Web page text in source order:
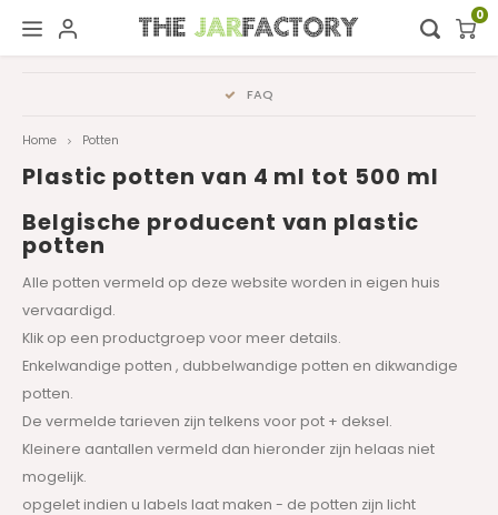
Hoofdmenu / digital showroom
Decoratie
Hoofdmenu
Deutsch
0
Familiebedrijf sinds 1973
Home Potten
Plastic potten van 4 ml tot 500 ml
Belgische producent van plastic
potten
Alle potten vermeld op deze website worden in eigen huis
vervaardigd.
Klik op een productgroep voor meer details.
Enkelwandige potten , dubbelwandige potten en dikwandige
potten.
De vermelde tarieven zijn telkens voor pot + deksel.
Kleinere aantallen vermeld dan hieronder zijn helaas niet
mogelijk.
opgelet indien u labels laat maken - de potten zijn licht